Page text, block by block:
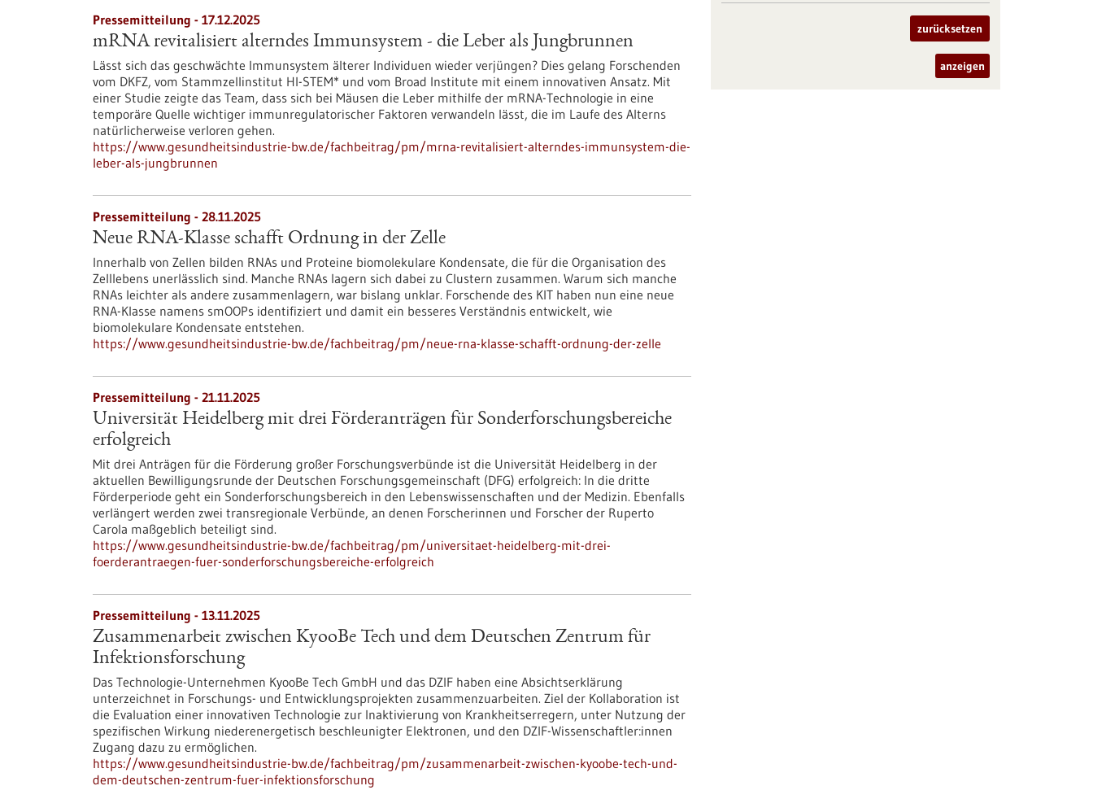
Pressemitteilung - 17.12.2025
mRNA revitalisiert alterndes Immunsystem - die Leber als Jungbrunnen
Lässt sich das geschwächte Immunsystem älterer Individuen wieder verjüngen? Dies gelang Forschenden
vom DKFZ, vom Stammzellinstitut HI-STEM* und vom Broad Institute mit einem innovativen Ansatz. Mit
einer Studie zeigte das Team, dass sich bei Mäusen die Leber mithilfe der mRNA-Technologie in eine
temporäre Quelle wichtiger immunregulatorischer Faktoren verwandeln lässt, die im Laufe des Alterns
natürlicherweise verloren gehen.
https://www.gesundheitsindustrie-bw.de/fachbeitrag/pm/mrna-revitalisiert-alterndes-immunsystem-die-
leber-als-jungbrunnen
Pressemitteilung - 28.11.2025
Neue RNA-Klasse schafft Ordnung in der Zelle
Innerhalb von Zellen bilden RNAs und Proteine biomolekulare Kondensate, die für die Organisation des
Zelllebens unerlässlich sind. Manche RNAs lagern sich dabei zu Clustern zusammen. Warum sich manche
RNAs leichter als andere zusammenlagern, war bislang unklar. Forschende des KIT haben nun eine neue
RNA-Klasse namens smOOPs identifiziert und damit ein besseres Verständnis entwickelt, wie
biomolekulare Kondensate entstehen.
https://www.gesundheitsindustrie-bw.de/fachbeitrag/pm/neue-rna-klasse-schafft-ordnung-der-zelle
Pressemitteilung - 21.11.2025
Universität Heidelberg mit drei Förderanträgen für Sonderforschungsbereiche
erfolgreich
Mit drei Anträgen für die Förderung großer Forschungsverbünde ist die Universität Heidelberg in der
aktuellen Bewilligungsrunde der Deutschen Forschungsgemeinschaft (DFG) erfolgreich: In die dritte
Förderperiode geht ein Sonderforschungsbereich in den Lebenswissenschaften und der Medizin. Ebenfalls
verlängert werden zwei transregionale Verbünde, an denen Forscherinnen und Forscher der Ruperto
Carola maßgeblich beteiligt sind.
https://www.gesundheitsindustrie-bw.de/fachbeitrag/pm/universitaet-heidelberg-mit-drei-
foerderantraegen-fuer-sonderforschungsbereiche-erfolgreich
Pressemitteilung - 13.11.2025
Zusammenarbeit zwischen KyooBe Tech und dem Deutschen Zentrum für
Infektionsforschung
Das Technologie-Unternehmen KyooBe Tech GmbH und das DZIF haben eine Absichtserklärung
unterzeichnet in Forschungs- und Entwicklungsprojekten zusammenzuarbeiten. Ziel der Kollaboration ist
die Evaluation einer innovativen Technologie zur Inaktivierung von Krankheitserregern, unter Nutzung der
spezifischen Wirkung niederenergetisch beschleunigter Elektronen, und den DZIF-Wissenschaftler:innen
Zugang dazu zu ermöglichen.
https://www.gesundheitsindustrie-bw.de/fachbeitrag/pm/zusammenarbeit-zwischen-kyoobe-tech-und-
dem-deutschen-zentrum-fuer-infektionsforschung
zurücksetzen
anzeigen